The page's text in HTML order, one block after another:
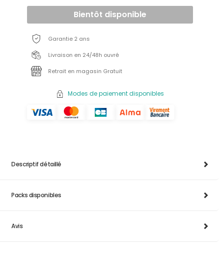
Bientôt disponible
Garantie 2 ans
Livraison en 24/48h ouvré
Retrait en magasin Gratuit
Modes de paiement disponibles
Descriptif détaillé
Packs disponibles
Avis